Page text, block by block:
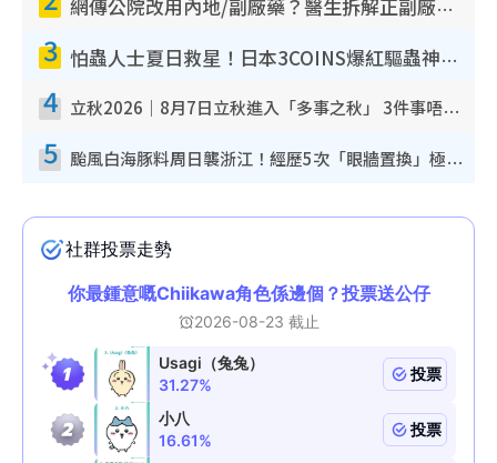
網傳公院改用內地/副廠藥？醫生拆解正副廠分別 揭4類人換藥隨時出事
3 怕蟲人士夏日救星！日本3COINS爆紅驅蟲神器$45起 1招「全程免觸碰」輕鬆搞定小強
4 立秋2026｜8月7日立秋進入「多事之秋」 3件事唔做得！專家教6招開運 清枱頭／銀包納氣接好運
5 颱風白海豚料周日襲浙江！經歷5次「眼牆置換」極罕見 成登陸內地最長途颱風